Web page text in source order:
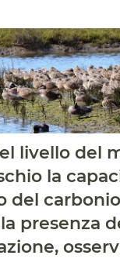
livello del
la
del carbonio
presenza